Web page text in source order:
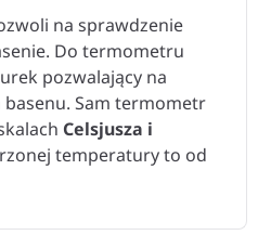
na sprawdzenie
Do termometru
pozwalający na
Sam termometr
Celsjusza i
temperatury to od